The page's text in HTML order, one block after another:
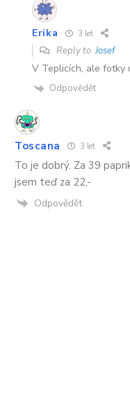
Erika 3 let
Reply toJosef
V Teplicích, ale fotky
Odpovědět
Toscana 3 let
To je dobrý. Za 39
jsem teď za 22,-
Odpovědět